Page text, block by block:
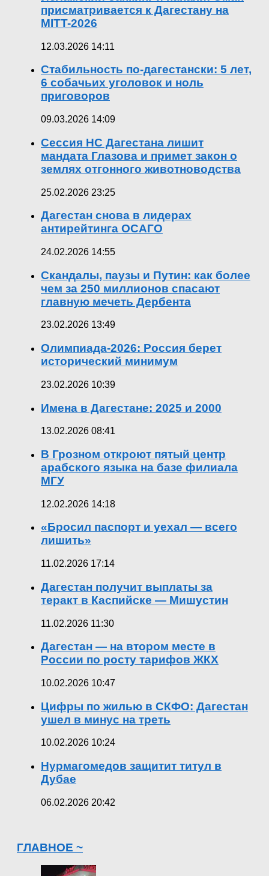
присматривается к Дагестану на
MITT-2026
12.03.2026 14:11
Стабильность по-дагестански: 5 лет,
6 собачьих уголовок и ноль
приговоров
09.03.2026 14:09
Сессия НС Дагестана лишит
мандата Глазова и примет закон о
землях отгонного животноводства
25.02.2026 23:25
Дагестан снова в лидерах
антирейтинга ОСАГО
24.02.2026 14:55
Скандалы, паузы и Путин: как более
чем за 250 миллионов спасают
главную мечеть Дербента
23.02.2026 13:49
Олимпиада-2026: Россия берет
исторический минимум
23.02.2026 10:39
Имена в Дагестане: 2025 и 2000
13.02.2026 08:41
В Грозном откроют пятый центр
арабского языка на базе филиала
МГУ
12.02.2026 14:18
«Бросил паспорт и уехал — всего
лишить»
11.02.2026 17:14
Дагестан получит выплаты за
теракт в Каспийске — Мишустин
11.02.2026 11:30
Дагестан — на втором месте в
России по росту тарифов ЖКХ
10.02.2026 10:47
Цифры по жилью в СКФО: Дагестан
ушел в минус на треть
10.02.2026 10:24
Нурмагомедов защитит титул в
Дубае
06.02.2026 20:42
ГЛАВНОЕ ~